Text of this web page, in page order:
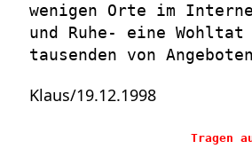
wenigen Orte im
und Ruhe- eine
tausenden von
Klaus/19.12.1998
Tragen